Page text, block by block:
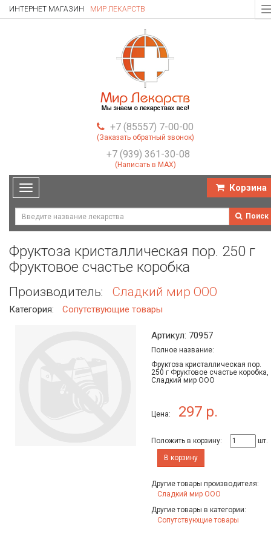
ИНТЕРНЕТ МАГАЗИН МИР ЛЕКАРСТВ
+7 (85557) 7-00-00
(Заказать обратный звонок)
+7 (939) 361-30-08
(Написать в MAX)
Toggle
navigation
Корзина
Поиск
Фруктоза кристаллическая пор. 250 г
Фруктовое счастье коробка
Производитель: Сладкий мир ООО
Категория: Сопутствующие товары
Артикул: 70957
Полное название:
Фруктоза кристаллическая пор.
250 г Фруктовое счастье коробка,
Сладкий мир ООО
Цена: 297 р.
Положить в корзину:
шт.
В корзину
Другие товары производителя:
Сладкий мир ООО
Другие товары в категории:
Сопутствующие товары